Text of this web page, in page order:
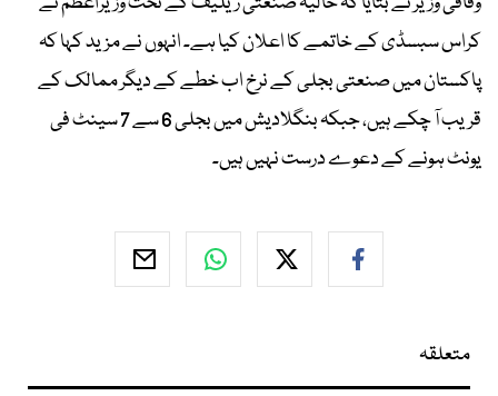
کراس سبسڈی کے خاتمے کا اعلان کیا ہے۔ انہوں نے مزید کہا کہ
پاکستان میں صنعتی بجلی کے نرخ اب خطے کے دیگر ممالک کے
قریب آ چکے ہیں، جبکہ بنگلادیش میں بجلی 6 سے 7 سینٹ فی
یونٹ ہونے کے دعوے درست نہیں ہیں۔
متعلقہ